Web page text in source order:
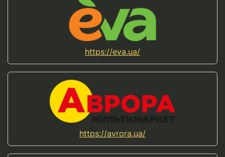
https://eva.ua/
https://avrora.ua/